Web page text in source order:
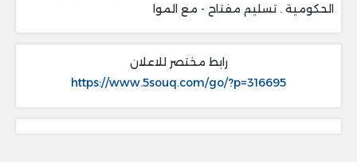
الحكومية . ‎تسليم مفتاح - مع الموا
رابط مختصر للاعلان
https://www.5souq.com/go/?p=316695